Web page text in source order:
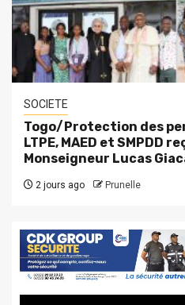
SOCIETE
Togo/Protection des
LTPE, MAED et SMPDD
Monseigneur Lucas
2 jours ago Prunelle